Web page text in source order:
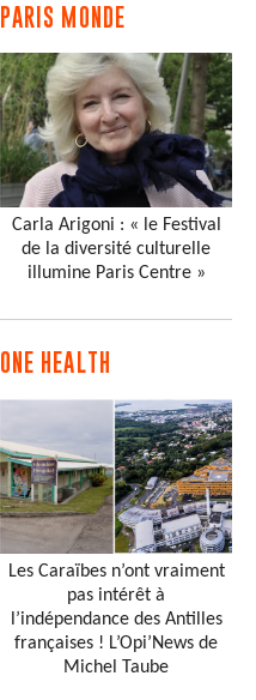
PARIS MONDE
Carla Arigoni : « le Festival
de la diversité culturelle
illumine Paris Centre »
ONE HEALTH
Les Caraïbes n’ont vraiment
pas intérêt à
l’indépendance des Antilles
françaises ! L’Opi’News de
Michel Taube